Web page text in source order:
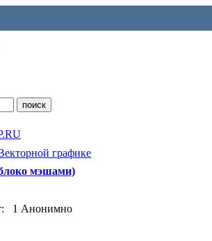
графике
мэшами)
1 Анонимно